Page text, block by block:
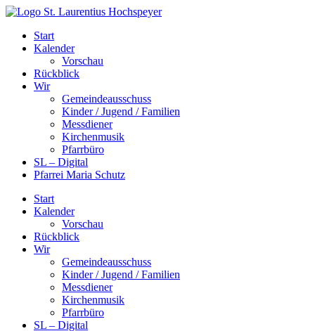
Zum
springenStart
Kalender
Vorschau
Rückblick
Wir
Gemeindeausschuss
Kinder / Jugend / Familien
Messdiener
Kirchenmusik
Pfarrbüro
SL – Digital
Pfarrei Maria Schutz
Start
Kalender
Vorschau
Rückblick
Wir
Gemeindeausschuss
Kinder / Jugend / Familien
Messdiener
Kirchenmusik
Pfarrbüro
SL – Digital